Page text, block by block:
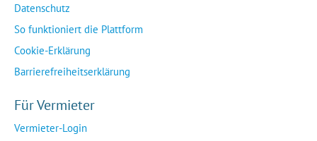
Datenschutz
So funktioniert die Plattform
Cookie-Erklärung
Barrierefreiheitserklärung
Für Vermieter
Vermieter-Login